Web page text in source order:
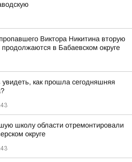
Виктора Никитина вторую
в Бабаевском округе
как прошла сегодняшняя
школу области отремонтировали
округе